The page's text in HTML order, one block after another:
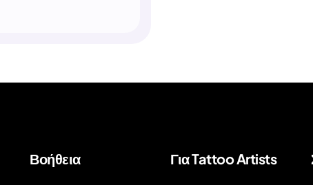
Βοήθεια Για Tattoo Artists